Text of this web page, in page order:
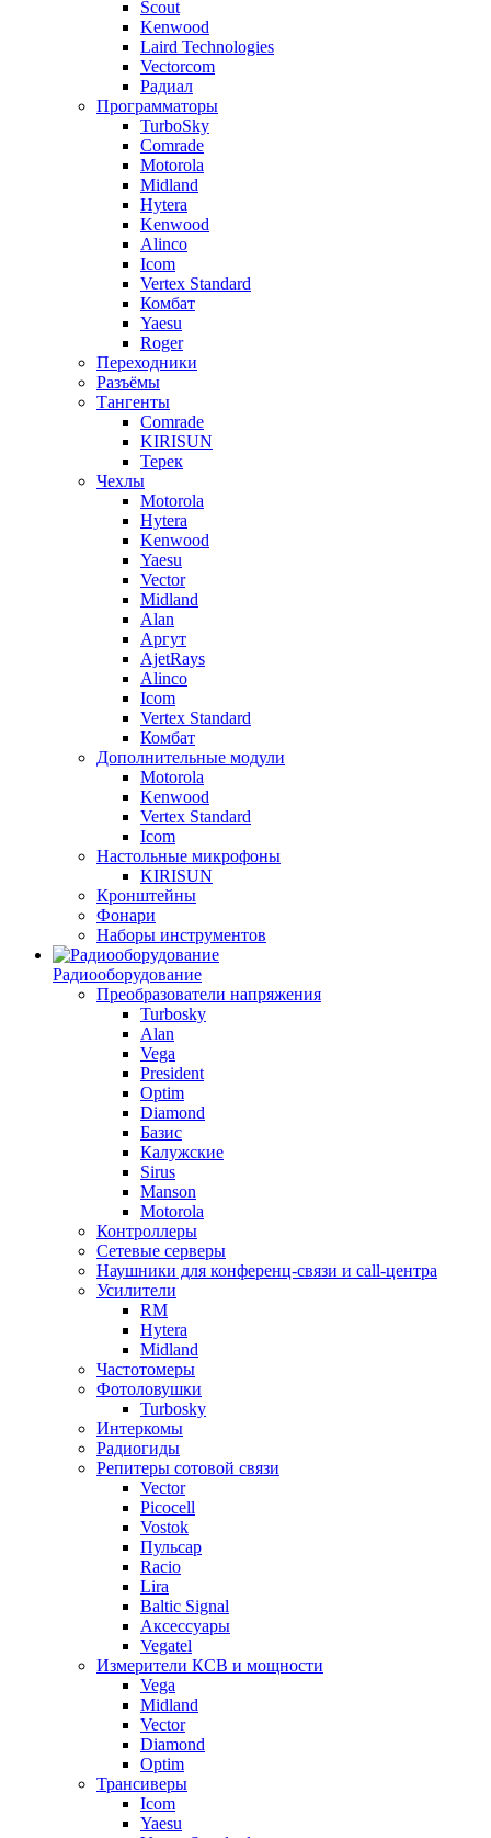
Scout
Kenwood
Laird Technologies
Vectorcom
Радиал
Программаторы
TurboSky
Comrade
Motorola
Midland
Hytera
Kenwood
Alinco
Icom
Vertex Standard
Комбат
Yaesu
Roger
Переходники
Разъёмы
Тангенты
Comrade
KIRISUN
Терек
Чехлы
Motorola
Hytera
Kenwood
Yaesu
Vector
Midland
Alan
Аргут
AjetRays
Alinco
Icom
Vertex Standard
Комбат
Дополнительные модули
Motorola
Kenwood
Vertex Standard
Icom
Настольные микрофоны
KIRISUN
Кронштейны
Фонари
Наборы инструментов
Радиооборудование
Преобразователи напряжения
Turbosky
Alan
Vega
President
Optim
Diamond
Базис
Калужские
Sirus
Manson
Motorola
Контроллеры
Сетевые серверы
Наушники для конференц-связи и call-центра
Усилители
RM
Hytera
Midland
Частотомеры
Фотоловушки
Turbosky
Интеркомы
Радиогиды
Репитеры сотовой связи
Vector
Picocell
Vostok
Пульсар
Racio
Lira
Baltic Signal
Аксессуары
Vegatel
Измерители КСВ и мощности
Vega
Midland
Vector
Diamond
Optim
Трансиверы
Icom
Yaesu